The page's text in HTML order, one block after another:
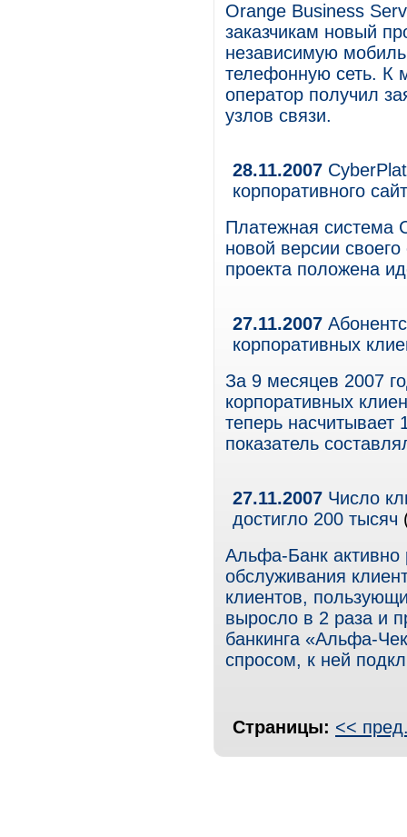
Orange Business
заказчикам новый
независимую
телефонную сеть. К
оператор получил
узлов связи.
28.11.2007
корпоративного
Платежная система
новой версии
проекта положена
27.11.2007
корпоративных
За 9 месяцев 2007
корпоративных
теперь насчитывает
показатель
27.11.2007 Число
достигло 200 тысяч
Альфа-Банк активно
обслуживания
клиентов,
выросло в 2 раза и
банкинга «Альфа-
спросом, к ней
Страницы: <<